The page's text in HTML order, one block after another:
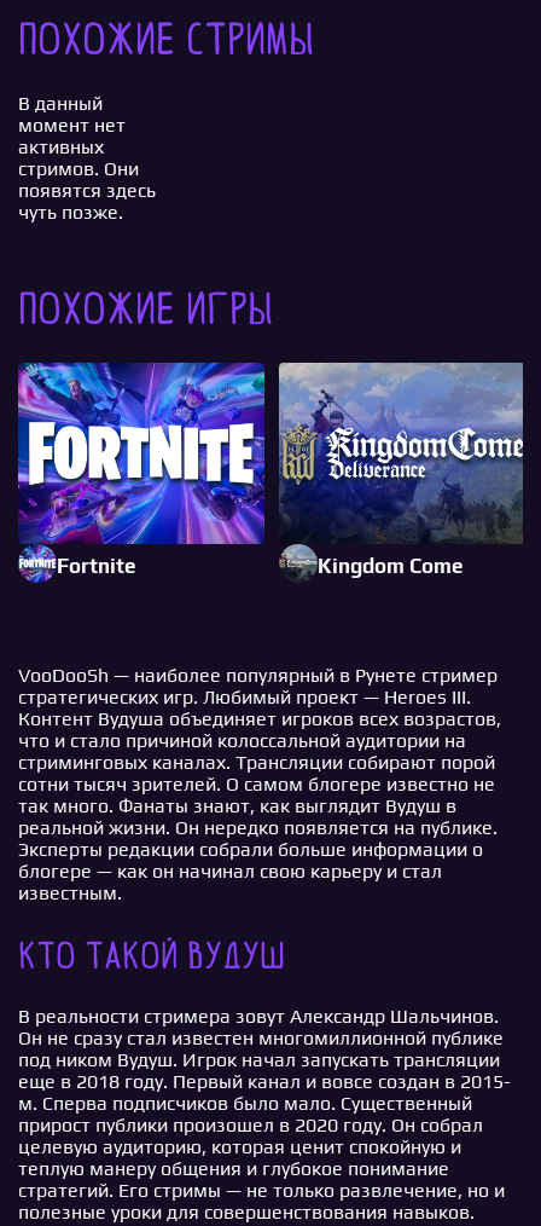
Похожие стримы
В данный
момент нет
активных
стримов. Они
появятся здесь
чуть позже.
Похожие игры
Fortnite Kingdom Come
VooDooSh — наиболее популярный в Рунете стример
стратегических игр. Любимый проект — Heroes III.
Контент Вудуша объединяет игроков всех возрастов,
что и стало причиной колоссальной аудитории на
стриминговых каналах. Трансляции собирают порой
сотни тысяч зрителей. О самом блогере известно не
так много. Фанаты знают, как выглядит Вудуш в
реальной жизни. Он нередко появляется на публике.
Эксперты редакции собрали больше информации о
блогере — как он начинал свою карьеру и стал
известным.
Кто такой Вудуш
В реальности стримера зовут Александр Шальчинов.
Он не сразу стал известен многомиллионной публике
под ником Вудуш. Игрок начал запускать трансляции
еще в 2018 году. Первый канал и вовсе создан в 2015-
м. Сперва подписчиков было мало. Существенный
прирост публики произошел в 2020 году. Он собрал
целевую аудиторию, которая ценит спокойную и
теплую манеру общения и глубокое понимание
стратегий. Его стримы — не только развлечение, но и
полезные уроки для совершенствования навыков.